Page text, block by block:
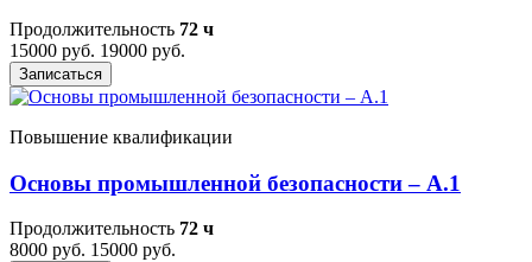
Продолжительность 72 ч
15000 руб. 19000 руб.
Записаться
Повышение квалификации
Основы промышленной безопасности – A.1
Продолжительность 72 ч
8000 руб. 15000 руб.